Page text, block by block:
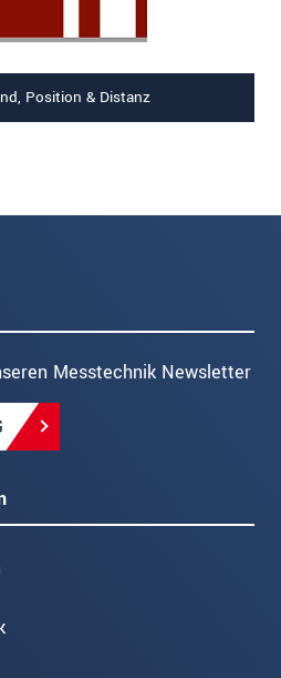
Position & Distanz
Messtechnik Newsletter